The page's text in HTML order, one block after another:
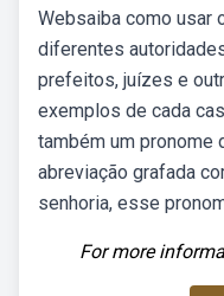
Websaiba como usar
diferentes
prefeitos, juízes e
exemplos de cada
também um pronome
abreviação grafada
senhoria, esse
For more